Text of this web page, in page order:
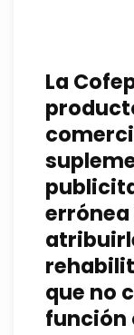
La
errónea
que no
función